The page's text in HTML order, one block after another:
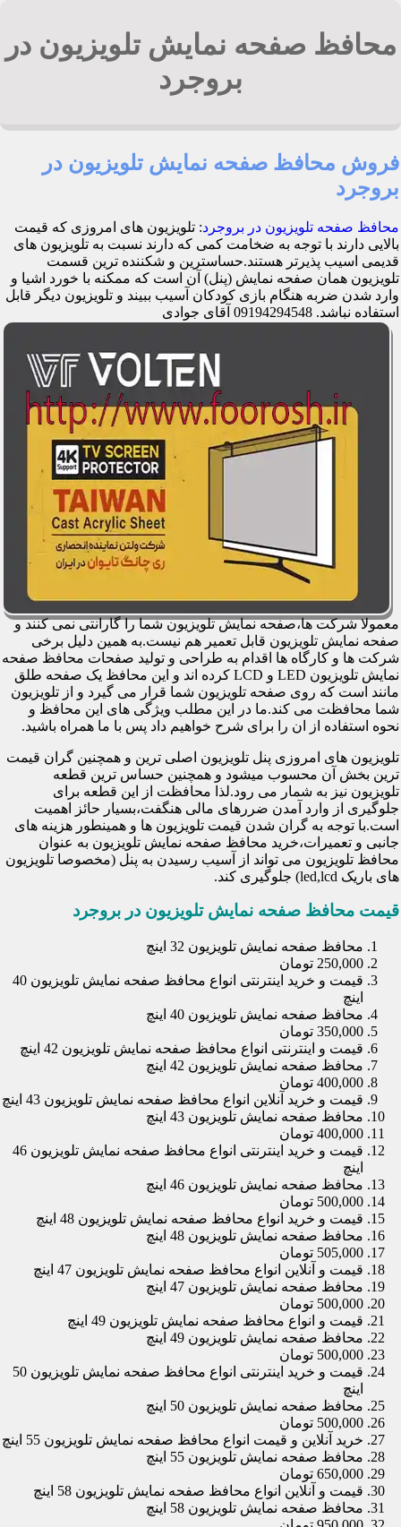
محافظ صفحه نمایش تلویزیون در
بروجرد
فروش محافظ صفحه نمایش تلویزیون در
بروجرد
محافظ صفحه تلویزیون در بروجرد: تلویزیون های امروزی که قیمت
بالایی دارند با توجه به ضخامت کمی که دارند نسبت به تلویزیون های
قدیمی اسیب پذیرتر هستند.حساسترین و شکننده ترین قسمت
تلویزیون همان صفحه نمایش (پنل) آن است که ممکنه با خورد اشیا و
وارد شدن ضربه هنگام بازی کودکان آسیب ببیند و تلویزیون دیگر قابل
استفاده نباشد. 09194294548 آقای جوادی
معمولا شرکت ها،صفحه نمایش تلویزیون شما را گارانتی نمی کنند و
صفحه نمایش تلویزیون قابل تعمیر هم نیست.به همین دلیل برخی
شرکت ها و کارگاه ها اقدام به طراحی و تولید صفحات محافظ صفحه
نمایش تلویزیون LED و LCD کرده اند و این محافظ یک صفحه طلق
مانند است که روی صفحه تلویزیون شما قرار می گیرد و از تلویزیون
شما محافظت می کند.ما در این مطلب ویژگی های این محافظ و
نحوه استفاده از ان را برای شرح خواهیم داد پس با ما همراه باشید.
تلویزیون های امروزی پنل تلویزیون اصلی ترین و همچنین گران قیمت
ترین بخش آن محسوب میشود و همچنین حساس ترین قطعه
تلویزیون نیز به شمار می رود.لذا محافظت از این قطعه برای
جلوگیری از وارد آمدن ضررهای مالی هنگفت،بسیار حائز اهمیت
است.با توجه به گران شدن قیمت تلویزیون ها و همینطور هزینه های
جانبی و تعمیرات،خرید محافظ صفحه نمایش تلویزیون به عنوان
محافظ تلویزیون می تواند از آسیب رسیدن به پنل (مخصوصا تلویزیون
های باریک led,lcd) جلوگیری کند.
قیمت محافظ صفحه نمایش تلویزیون در بروجرد
محافظ صفحه نمایش تلویزیون 32 اینچ
250,000 تومان
قیمت و خرید اینترنتی انواع محافظ صفحه نمایش تلویزیون 40
اینچ
محافظ صفحه نمایش تلویزیون 40 اینچ
350,000 تومان
قیمت و اینترنتی انواع محافظ صفحه نمایش تلویزیون 42 اینچ
محافظ صفحه نمایش تلویزیون 42 اینچ
400,000 تومان
قیمت و خرید آنلاین انواع محافظ صفحه نمایش تلویزیون 43 اینچ
محافظ صفحه نمایش تلویزیون 43 اینچ
400,000 تومان
قیمت و خرید اینترنتی انواع محافظ صفحه نمایش تلویزیون 46
اینچ
محافظ صفحه نمایش تلویزیون 46 اینچ
500,000 تومان
قیمت و خرید انواع محافظ صفحه نمایش تلویزیون 48 اینچ
محافظ صفحه نمایش تلویزیون 48 اینچ
505,000 تومان
قیمت و آنلاین انواع محافظ صفحه نمایش تلویزیون 47 اینچ
محافظ صفحه نمایش تلویزیون 47 اینچ
500,000 تومان
قیمت و انواع محافظ صفحه نمایش تلویزیون 49 اینچ
محافظ صفحه نمایش تلویزیون 49 اینچ
500,000 تومان
قیمت و خرید اینترنتی انواع محافظ صفحه نمایش تلویزیون 50
اینچ
محافظ صفحه نمایش تلویزیون 50 اینچ
500,000 تومان
خرید آنلاین و قیمت انواع محافظ صفحه نمایش تلویزیون 55 اینچ
محافظ صفحه نمایش تلویزیون 55 اینچ
650,000 تومان
قیمت و آنلاین انواع محافظ صفحه نمایش تلویزیون 58 اینچ
محافظ صفحه نمایش تلویزیون 58 اینچ